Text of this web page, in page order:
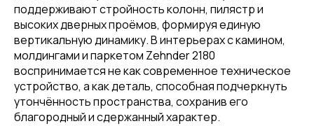
поддерживают стройность колонн, пилястр и
высоких дверных проёмов, формируя единую
вертикальную динамику. В интерьерах с камином,
молдингами и паркетом Zehnder 2180
воспринимается не как современное техническое
устройство, а как деталь, способная подчеркнуть
утончённость пространства, сохранив его
благородный и сдержанный характер.